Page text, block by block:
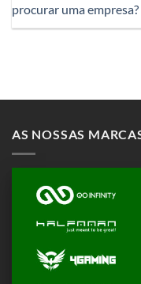
procurar uma empresa?
AS NOSSAS